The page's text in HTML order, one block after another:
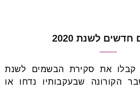
קבלו את סקירת הבשמים לשנת
הקורונה שבעקבותיו נדחו או